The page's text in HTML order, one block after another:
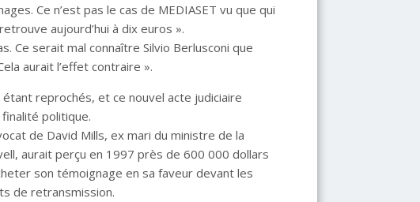
Ce n’est pas le cas de MEDIASET vu que qui
aujourd’hui à dix euros ».
Ce serait mal connaître Silvio Berlusconi que
aurait l’effet contraire ».
reprochés, et ce nouvel acte judiciaire
politique.
de David Mills, ex mari du ministre de la
aurait perçu en 1997 près de 600 000 dollars
son témoignage en sa faveur devant les
de retransmission.